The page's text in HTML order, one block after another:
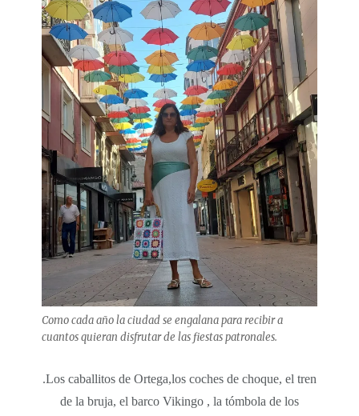
Como cada año la ciudad se engalana para recibir a
cuantos quieran disfrutar de las fiestas patronales.
.Los caballitos de Ortega,los coches de choque, el tren
de la bruja, el barco Vikingo , la tómbola de los